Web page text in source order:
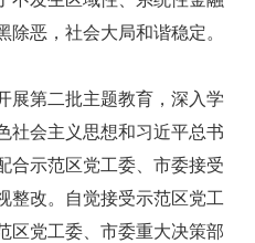
除恶，社会大局和谐稳定。
展第二批主题教育，深入学
社会主义思想和习近平总书
合示范区党工委、市委接受
整改。自觉接受示范区党工
区党工委、市委重大决策部